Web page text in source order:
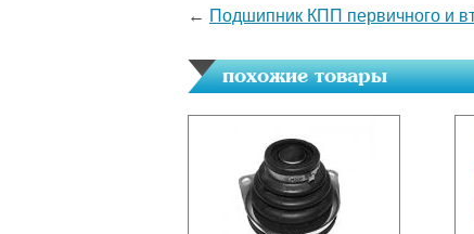
← Подшипник КПП первичного и
похожие товары